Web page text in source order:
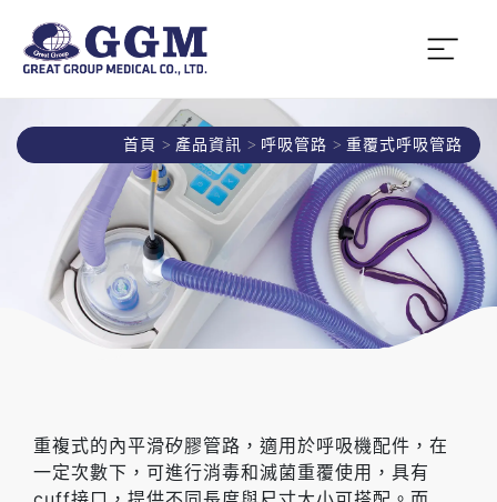
首頁 產品資訊 呼吸管路 重覆式呼吸管路
重複式的內平滑矽膠管路，適用於呼吸機配件，在
一定次數下，可進行消毒和滅菌重覆使用，具有